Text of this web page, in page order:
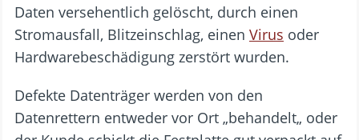
Daten versehentlich gelöscht, durch einen
Stromausfall, Blitzeinschlag, einen Virus oder
Hardwarebeschädigung zerstört wurden.
Defekte Datenträger werden von den
Datenrettern entweder vor Ort „behandelt„ oder